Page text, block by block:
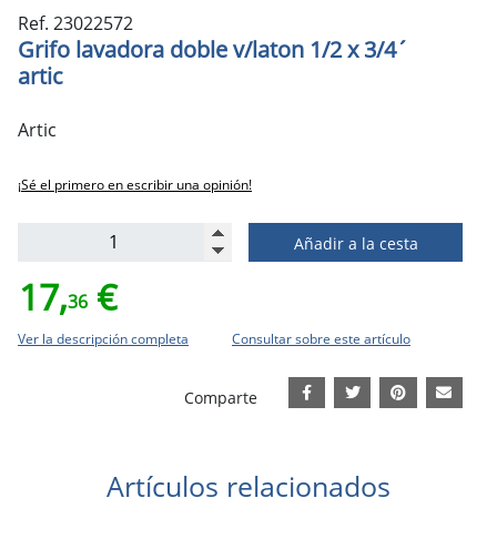
Ref. 23022572
Grifo lavadora doble v/laton 1/2 x 3/4´
artic
Artic
¡Sé el primero en escribir una opinión!
Añadir a la cesta
17,36 €
Ver la descripción completa Consultar sobre este artículo
Comparte
Artículos relacionados